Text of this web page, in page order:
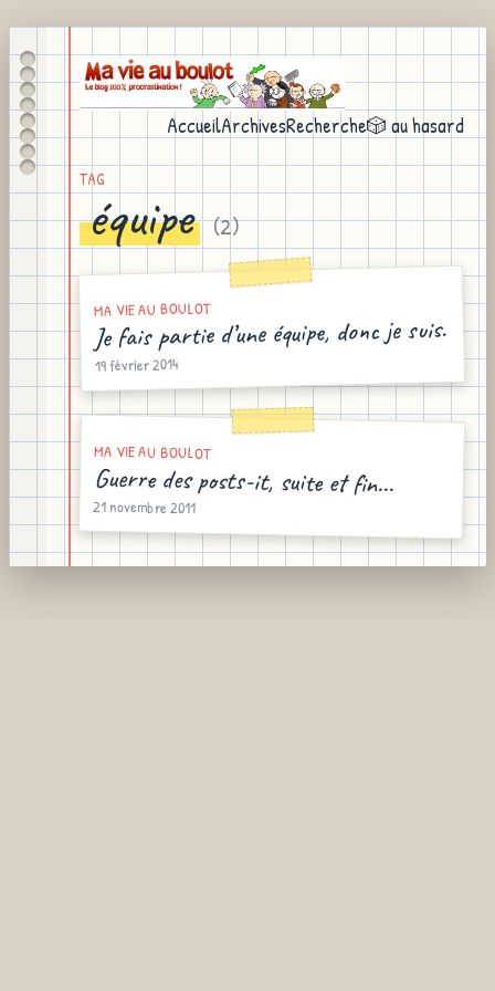
AccueilArchivesRecherche🎲 au hasard
TAG
équipe (2)
MA VIE AU BOULOT
Je fais partie d’une équipe, donc je suis.
19 février 2014
MA VIE AU BOULOT
Guerre des posts-it, suite et fin...
21 novembre 2011